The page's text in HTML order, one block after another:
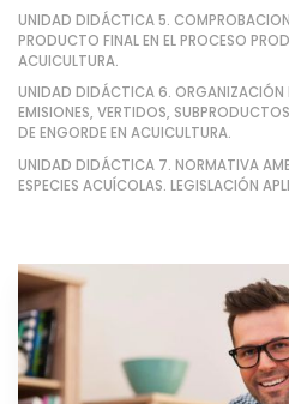
UNIDAD DIDÁCTICA 5.
PRODUCTO FINAL EN EL PROCESO
ACUICULTURA.
UNIDAD DIDÁCTICA 6. ORGANIZACIÓN
EMISIONES, VERTIDOS,
DE ENGORDE EN ACUICULTURA.
UNIDAD DIDÁCTICA 7. NORMATIVA
ESPECIES ACUÍCOLAS. LEGISLACIÓN